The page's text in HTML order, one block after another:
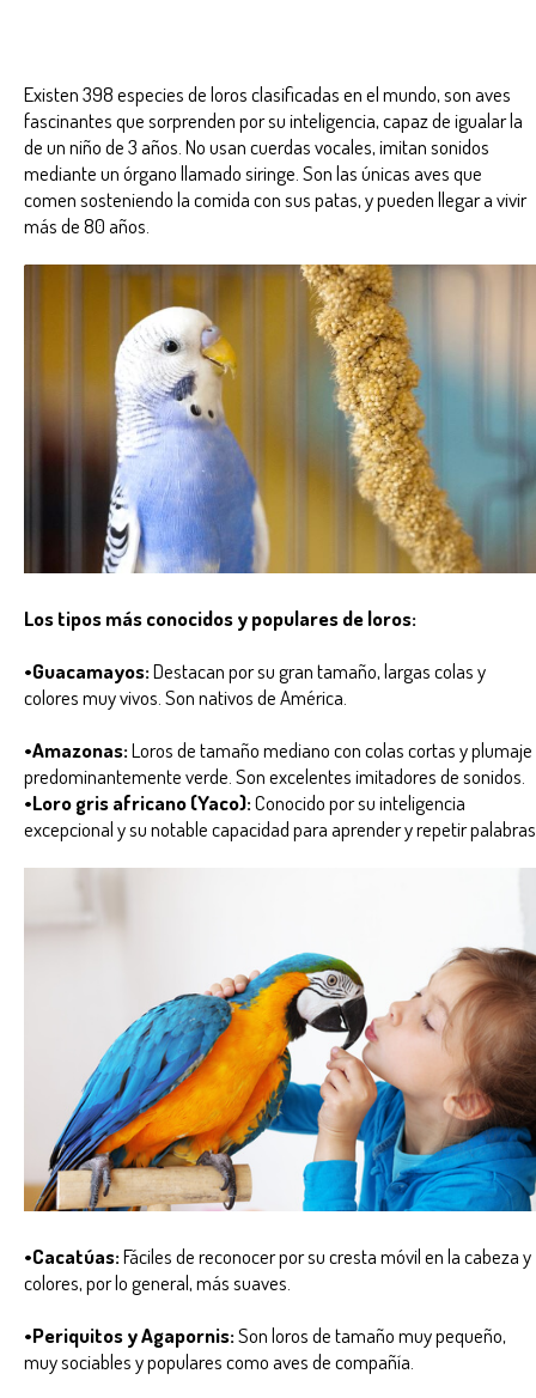
Existen 398 especies de loros clasificadas en el mundo, son aves
fascinantes que sorprenden por su inteligencia, capaz de igualar la
de un niño de 3 años. No usan cuerdas vocales, imitan sonidos
mediante un órgano llamado siringe. Son las únicas aves que
comen sosteniendo la comida con sus patas, y pueden llegar a vivir
más de 80 años.
Los tipos más conocidos y populares de loros:
•Guacamayos:Destacan por su gran tamaño, largas colas y
colores muy vivos. Son nativos de América.
•Amazonas:Loros de tamaño mediano con colas cortas y plumaje
predominantemente verde. Son excelentes imitadores de sonidos.
•Loro gris africano (Yaco):Conocido por su inteligencia
excepcional y su notable capacidad para aprender y repetir palabras
•Cacatúas:Fáciles de reconocer por su cresta móvil en la cabeza y
colores, por lo general, más suaves.
•Periquitos y Agapornis:Son loros de tamaño muy pequeño,
muy sociables y populares como aves de compañía.